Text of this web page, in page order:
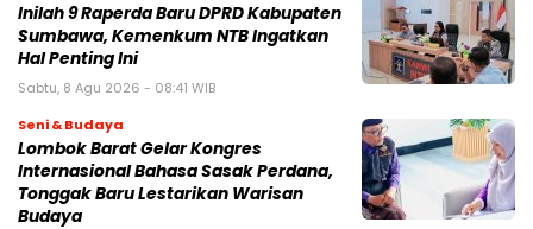
Inilah 9 Raperda Baru DPRD Kabupaten
Sumbawa, Kemenkum NTB Ingatkan
Hal Penting Ini
Sabtu, 8 Agu 2026 - 08:41 WIB
Seni & Budaya
Lombok Barat Gelar Kongres
Internasional Bahasa Sasak Perdana,
Tonggak Baru Lestarikan Warisan
Budaya